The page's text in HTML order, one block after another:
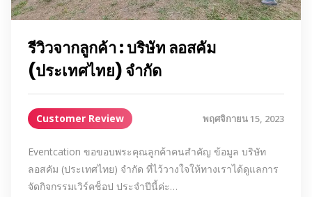
รีวิวจากลูกค้า : บริษัท ลอสคัม
(ประเทศไทย) จำกัด
Customer Review พฤศจิกายน 15, 2023
Eventcation ขอขอบพระคุณลูกค้าคนสำคัญ ข้อมูล บริษัท
ลอสคัม (ประเทศไทย) จำกัด ที่ไว้วางใจให้ทางเราได้ดูแลการ
จัดกิจกรรมเวิร์คช็อป ประจำปีนี้ค่ะ…